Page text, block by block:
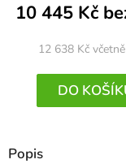
10 445 Kč
12 638 Kč
DO
Popis